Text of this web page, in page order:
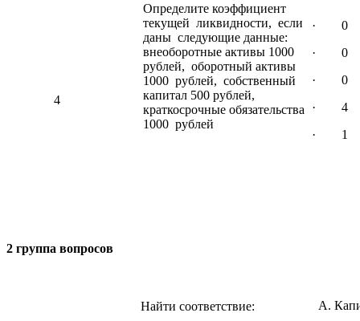
4
Определите коэффициент
текущей ликвидности, если
даны следующие данные:
внеоборотные активы 1000
рублей, оборотный активы
1000 рублей, собственный
капитал 500 рублей,
краткосрочные обязательства
1000 рублей
· 0
· 0
· 0
· 4
· 1
2 группа вопросов
Найти соответствие:
А.